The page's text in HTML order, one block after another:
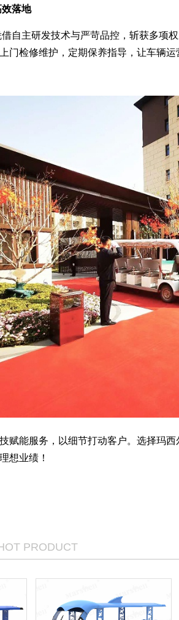
落地
自主研发技术与严苛品控，斩获多项
门检修维护，定期保养指导，让车辆
赋能服务，以细节打动客户。选择玛
想业绩！
PRODUCT